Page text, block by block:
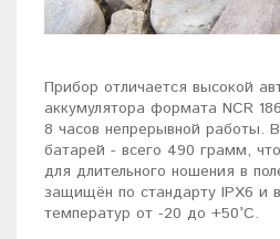
Прибор отличается высокой
аккумулятора формата NCR
8 часов непрерывной работы.
батарей - всего 490 грамм,
для длительного ношения в
защищён по стандарту IPX6 и
температур от -20 до +50°C.